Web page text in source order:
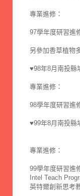
專業進修：
97學年度研習進
另參加香草植物
♥98年8月南投縣
專業進修：
98學年度研習進
♥99年8月南投縣
專業進修：
99學年度研習進
Intel Teach
英特爾創新思考